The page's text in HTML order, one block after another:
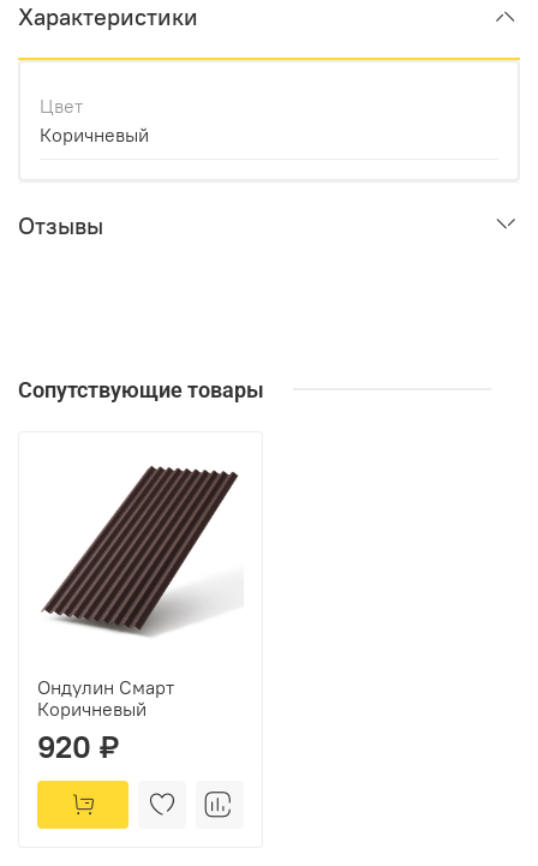
Характеристики
Цвет
Коричневый
Отзывы
Сопутствующие товары
Ондулин Смарт
Коричневый
920 ₽